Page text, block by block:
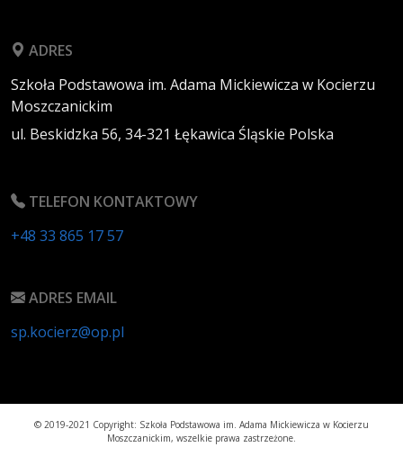
ADRES
Szkoła Podstawowa im. Adama Mickiewicza w Kocierzu
Moszczanickim
ul. Beskidzka 56, 34-321 Łękawica Śląskie Polska
TELEFON KONTAKTOWY
+48 33 865 17 57
ADRES EMAIL
sp.kocierz@op.pl
© 2019-2021 Copyright: Szkoła Podstawowa im. Adama Mickiewicza w Kocierzu
Moszczanickim, wszelkie prawa zastrzeżone.